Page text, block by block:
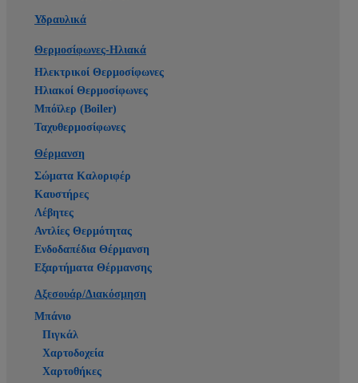
Υδραυλικά
Θερμοσίφωνες-Ηλιακά
Ηλεκτρικοί Θερμοσίφωνες
Ηλιακοί Θερμοσίφωνες
Μπόϊλερ (Boiler)
Ταχυθερμοσίφωνες
Θέρμανση
Σώματα Καλοριφέρ
Καυστήρες
Λέβητες
Αντλίες Θερμότητας
Ενδοδαπέδια Θέρμανση
Εξαρτήματα Θέρμανσης
Αξεσουάρ/Διακόσμηση
Μπάνιο
Πιγκάλ
Χαρτοδοχεία
Χαρτοθήκες